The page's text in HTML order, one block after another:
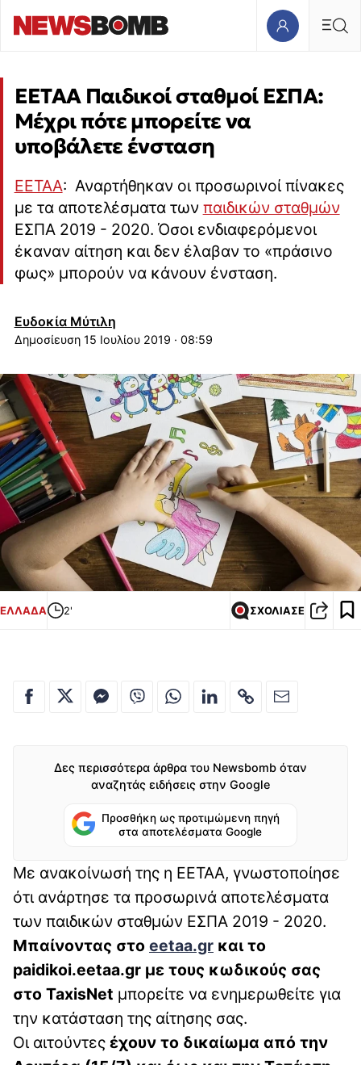
ΕΕΤΑΑ Παιδικοί σταθμοί ΕΣΠΑ:
Μέχρι πότε μπορείτε να
υποβάλετε ένσταση
ΕΕΤΑΑ: Αναρτήθηκαν οι προσωρινοί πίνακες
με τα αποτελέσματα των παιδικών σταθμών
ΕΣΠΑ 2019 - 2020. Όσοι ενδιαφερόμενοι
έκαναν αίτηση και δεν έλαβαν το «πράσινο
φως» μπορούν να κάνουν ένσταση.
Ευδοκία Μύτιλη
15 Ιουλίου 2019 · 08:59
ΕΛΛΑΔΑ 2' ΣΧΟΛΙΑΣΕ
Δες περισσότερα άρθρα του Newsbomb όταν
αναζητάς ειδήσεις στην Google
Προσθήκη ως προτιμώμενη πηγή
στα αποτελέσματα Google
Με ανακοίνωσή της η ΕΕΤΑΑ, γνωστοποίησε
ότι ανάρτησε τα προσωρινά αποτελέσματα
των παιδικών σταθμών ΕΣΠΑ 2019 - 2020.
Μπαίνοντας στο eetaa.gr και το
paidikoi.eetaa.gr με τους κωδικούς σας
στο TaxisNet μπορείτε να ενημερωθείτε για
την κατάσταση της αίτησης σας.
Οι αιτούντες έχουν το δικαίωμα από την